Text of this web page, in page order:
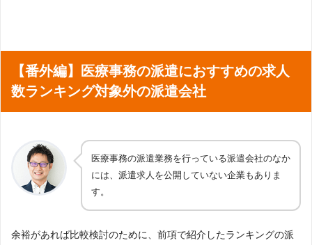
【番外編】医療事務の派遣におすすめの求人
数ランキング対象外の派遣会社
医療事務の派遣業務を行っている派遣会社のなか
には、派遣求人を公開していない企業もありま
す。
余裕があれば比較検討のために、前項で紹介したランキングの派